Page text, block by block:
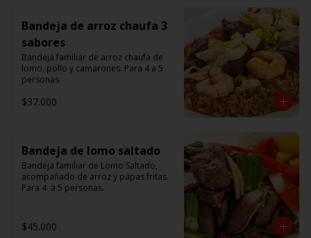
Bandeja de arroz chaufa 3
sabores
Bandeja familiar de arroz chaufa de
lomo, pollo y camarones. Para 4 a 5
personas.
$37.000
Bandeja de lomo saltado
Bandeja familiar de Lomo Saltado,
acompañado de arroz y papas fritas.
Para 4  a 5 personas.
$45.000